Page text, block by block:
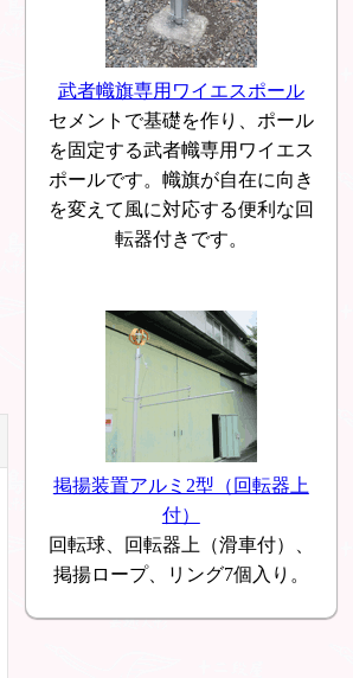
武者幟旗専用ワイエスポール
セメントで基礎を作り、ポール
を固定する武者幟専用ワイエス
ポールです。幟旗が自在に向き
を変えて風に対応する便利な回
転器付きです。
掲揚装置アルミ2型（回転器上
付）
回転球、回転器上（滑車付）、
掲揚ロープ、リング7個入り。